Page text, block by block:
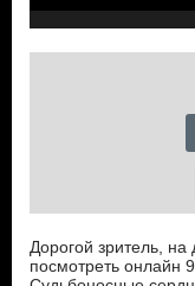
Дорогой зритель,
посмотреть онлайн